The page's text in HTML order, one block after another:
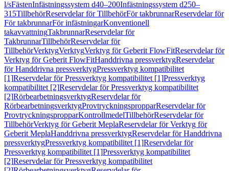
l/sFästenInfästningssystem d40–200Infästningssystem d250–
315TillbehörReservdelar för TillbehörFör takbrunnarReservdelar för
För takbrunnarFör infästningarKonventionell
takavvattningTakbrunnarReservdelar för
TakbrunnarTillbehörReservdelar för
TillbehörVerktygVerktygVerktyg för Geberit FlowFitReservdelar för
Verktyg för Geberit FlowFitHanddrivna pressverktygReservdelar
för Handdrivna pressverktygPressverktyg kompatibilitet
[1]Reservdelar för Pressverktyg kompatibilitet [1]Pressverktyg
kompatibilitet [2]Reservdelar för Pressverktyg kompatibilitet
[2]RörbearbetningsverktygReservdelar för
RörbearbetningsverktygProvtryckningspropparReservdelar för
ProvtryckningspropparKontrollmedelTillbehörReservdelar för
TillbehörVerktyg för Geberit MeplaReservdelar för Verktyg för
Geberit MeplaHanddrivna pressverktygReservdelar för Handdrivna
pressverktygPressverktyg kompatibilitet [1]Reservdelar för
Pressverktyg kompatibilitet [1]Pressverktyg kompatibilitet
[2]Reservdelar för Pressverktyg kompatibilitet